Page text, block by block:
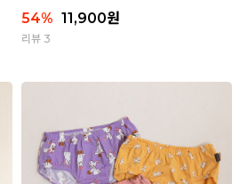
54% 11,900원
리뷰 3